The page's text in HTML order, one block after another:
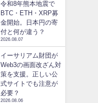
令和8年熊本地震で
BTC・ETH・XRP募
金開始。日本円の寄
付と何が違う？
2026.08.07
イーサリアム財団が
Web3の画面改ざん対
策を支援。正しい公
式サイトでも注意が
必要？
2026.08.06